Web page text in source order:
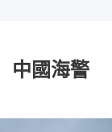
中國海警